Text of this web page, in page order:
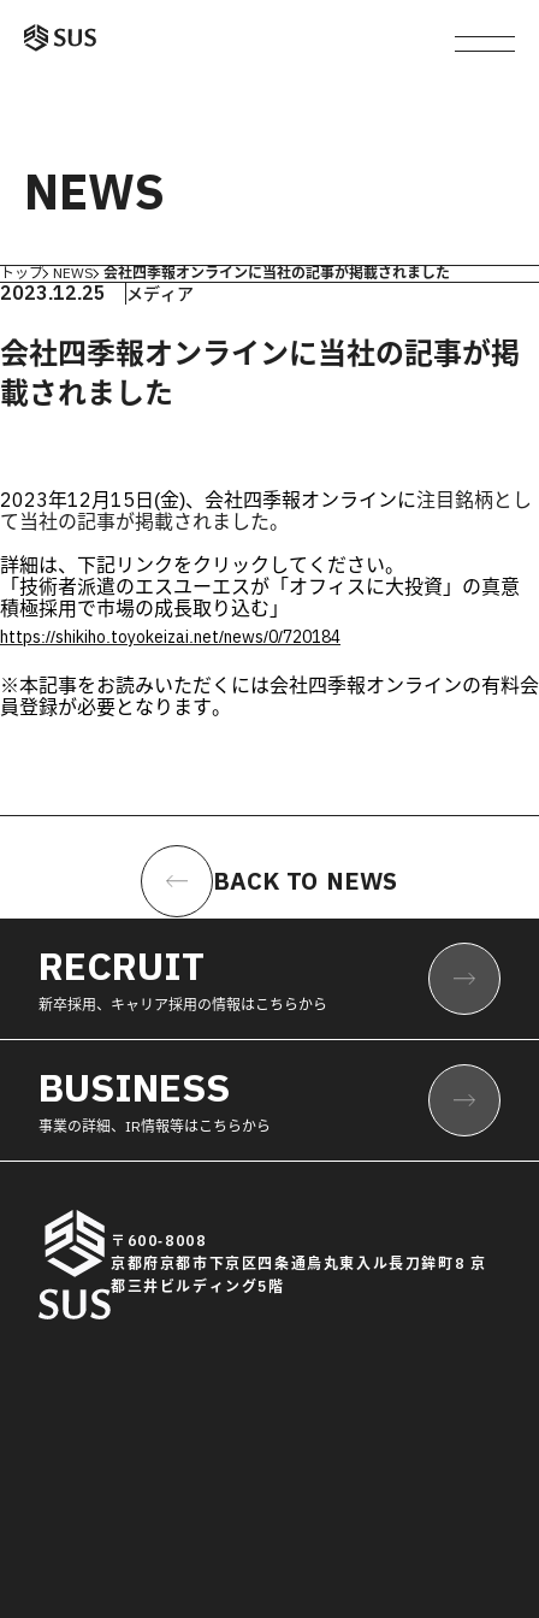
NEWS
トップ NEWS 会社四季報オンラインに当社の記事が掲載されました
2023.12.25 メディア
会社四季報オンラインに当社の記事が掲
載されました
2023年12月15日(金)、会社四季報オンラインに注目銘柄 とし
て当社の記事が掲載されました。
詳細は、下記リンクをクリックしてください。
「技術者派遣のエスユーエスが「オフィスに大投資」の真意
積極採用で市場の成長取り込む」
https://shikiho.toyokeizai. net/news/0/720184
※本記事をお読みいただくには会社四季報オンラインの有料会
員登録が必要となります。
BACK TO NEWS
RECRUIT
新卒採用、キャリア採用の情報はこちらから
BUSINESS
事業の詳細、IR情報等はこちらから
〒600-8008
京都府京都市下京区四条通烏丸東入ル長刀鉾町8 京
都三井ビルディング5階